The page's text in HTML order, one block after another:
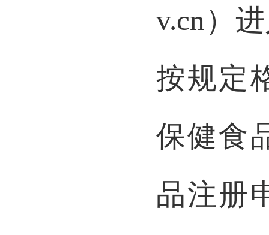
v.cn）
按规定
保健食
品注册